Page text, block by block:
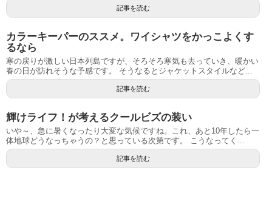
記事を読む
カラーキーパーのススメ。ワイシャツをかっこよくす
るなら
寒の戻りが激しい日本列島ですが、そろそろ寒気も去っていき、暖かい
春の日が訪れそうな予感です。 そうなるとジャケットスタイルなど...
記事を読む
輝けライフ！が考えるクールビズの装い
いや～、急に暑くなったり大変な気候ですね。これ、あと10年したら一
体地球どうなっちゃうの？と思っている次第です。 こうなってく...
記事を読む